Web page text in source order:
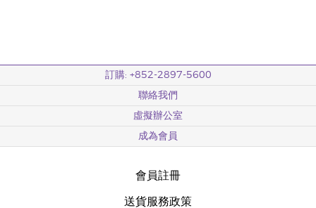
訂購: +852-2897-5600
聯絡我們
虛擬辦公室
成為會員
會員註冊
送貨服務政策